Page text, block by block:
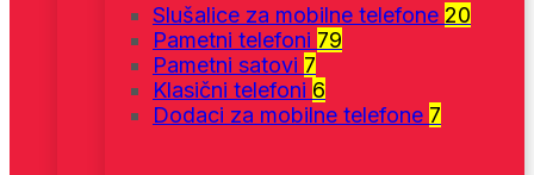
Slušalice za mobilne telefone 20
Pametni telefoni 79
Pametni satovi 7
Klasični telefoni 6
Dodaci za mobilne telefone 7